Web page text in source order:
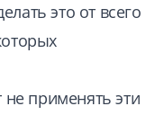
это от всего
применять эти